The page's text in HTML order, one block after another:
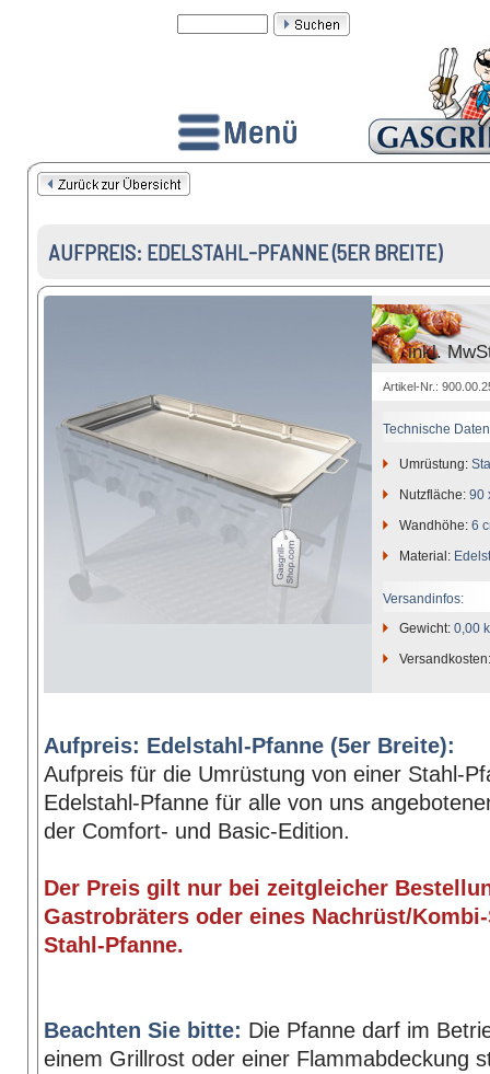
AUFPREIS: EDELSTAHL-PFANNE (5ER BREITE)
inkl.
Artikel-Nr.:
Technische
Umrüstung:
Nutzfläche: 90
Wandhöhe: 6
Material:
Versandinfos:
Gewicht: 0,00
Aufpreis: Edelstahl-Pfanne (5er Breite):
Aufpreis für die Umrüstung von einer Stahl-
Edelstahl-Pfanne für alle von uns
der Comfort- und Basic-Edition.
Der Preis gilt nur bei zeitgleicher
Gastrobräters oder eines Nachrüst/
Stahl-Pfanne.
Beachten Sie bitte: Die Pfanne darf im
einem Grillrost oder einer Flammabdeckung